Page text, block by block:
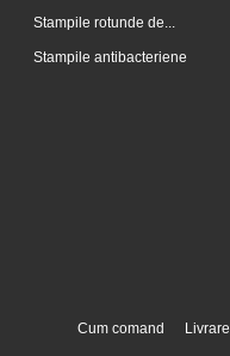
Stampile rotunde de...
Stampile antibacteriene
Cum comand Livrare